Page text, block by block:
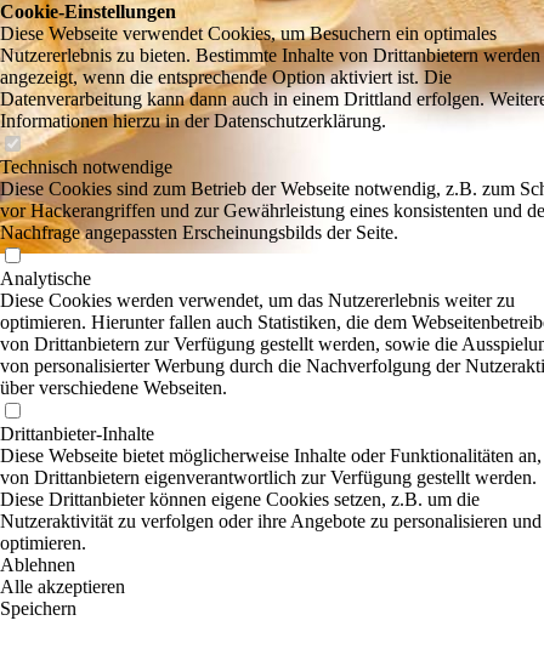
Cookie-Einstellungen
Diese Webseite verwendet Cookies, um Besuchern ein optimales
Nutzererlebnis zu bieten. Bestimmte Inhalte von Drittanbietern
angezeigt, wenn die entsprechende Option aktiviert ist. Die
Datenverarbeitung kann dann auch in einem Drittland erfolgen.
Informationen hierzu in der Datenschutzerklärung.
Technisch notwendige
Diese Cookies sind zum Betrieb der Webseite notwendig, z.B. zum
vor Hackerangriffen und zur Gewährleistung eines konsistenten und
Nachfrage angepassten Erscheinungsbilds der Seite.
Analytische
Diese Cookies werden verwendet, um das Nutzererlebnis weiter zu
optimieren. Hierunter fallen auch Statistiken, die dem
von Drittanbietern zur Verfügung gestellt werden, sowie die
von personalisierter Werbung durch die Nachverfolgung der
über verschiedene Webseiten.
Drittanbieter-Inhalte
Diese Webseite bietet möglicherweise Inhalte oder Funktionalitäten
von Drittanbietern eigenverantwortlich zur Verfügung gestellt werden.
Diese Drittanbieter können eigene Cookies setzen, z.B. um die
Nutzeraktivität zu verfolgen oder ihre Angebote zu personalisieren
optimieren.
Ablehnen
Alle akzeptieren
Speichern